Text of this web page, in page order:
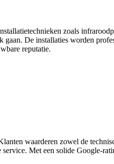
zoals
De installaties worden
reputatie.
waarderen zowel de
Met een solide